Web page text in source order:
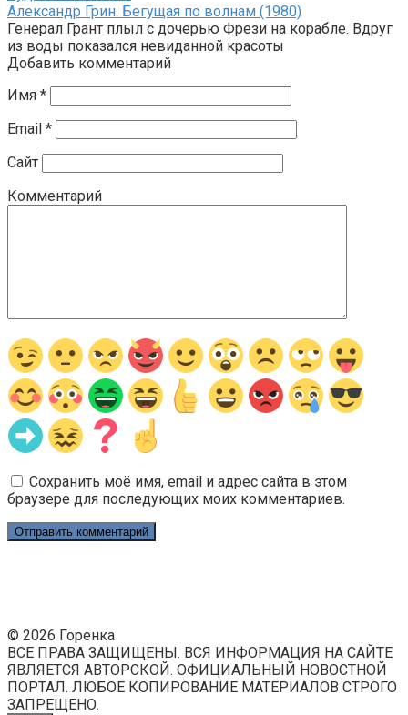
Александр Грин. Бегущая по волнам (1980)
Генерал Грант плыл с дочерью Фрези на корабле. Вдруг
из воды показался невиданной красоты
Добавить комментарий
Имя *
Email *
Сайт
Комментарий
Сохранить моё имя, email и адрес сайта в этом
браузере для последующих моих комментариев.
© 2026 Горенка
ВСЕ ПРАВА ЗАЩИЩЕНЫ. ВСЯ ИНФОРМАЦИЯ НА САЙТЕ
ЯВЛЯЕТСЯ АВТОРСКОЙ. ОФИЦИАЛЬНЫЙ НОВОСТНОЙ
ПОРТАЛ. ЛЮБОЕ КОПИРОВАНИЕ МАТЕРИАЛОВ СТРОГО
ЗАПРЕЩЕНО.